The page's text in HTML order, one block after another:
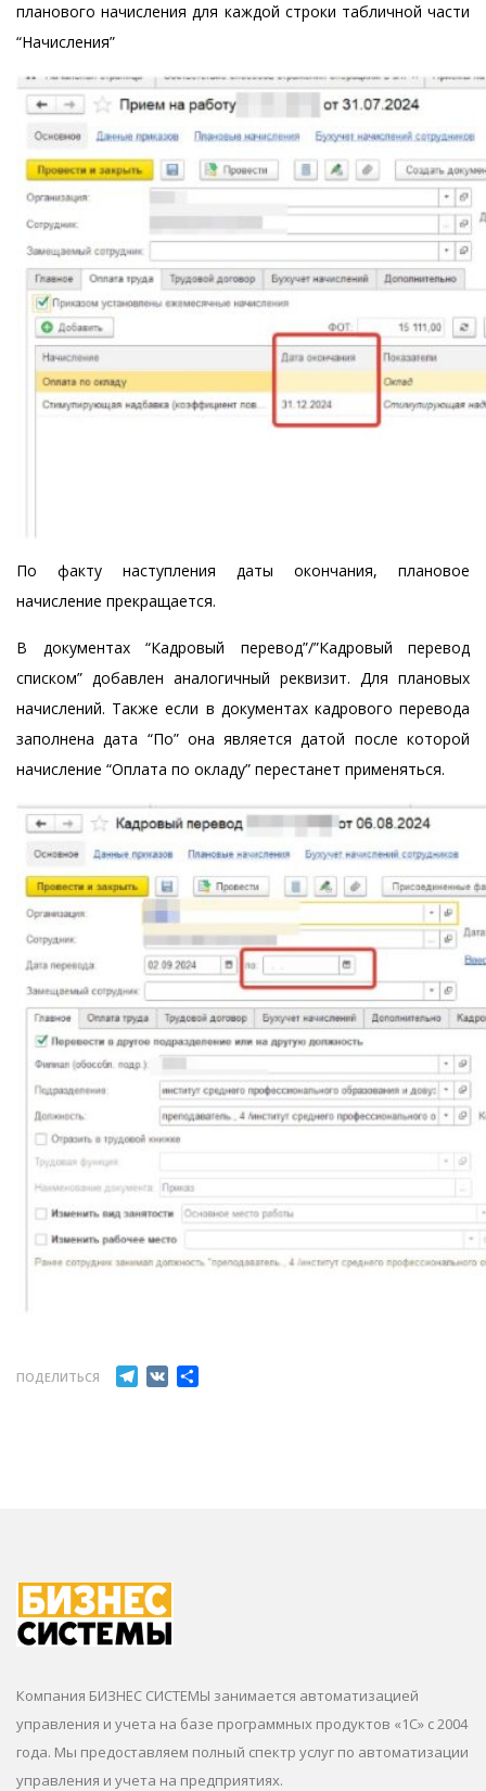
планового начисления для каждой строки табличной части
“Начисления”
По факту наступления даты окончания, плановое
начисление прекращается.
В документах “Кадровый перевод”/”Кадровый перевод
списком” добавлен аналогичный реквизит. Для плановых
начислений. Также если в документах кадрового перевода
заполнена дата “По” она является датой после которой
начисление “Оплата по окладу” перестанет применяться.
ПОДЕЛИТЬСЯ Telegram
VK
Компания БИЗНЕС СИСТЕМЫ занимается автоматизацией
управления и учета на базе программных продуктов «1С» с 2004
года. Мы предоставляем полный спектр услуг по автоматизации
управления и учета на предприятиях.